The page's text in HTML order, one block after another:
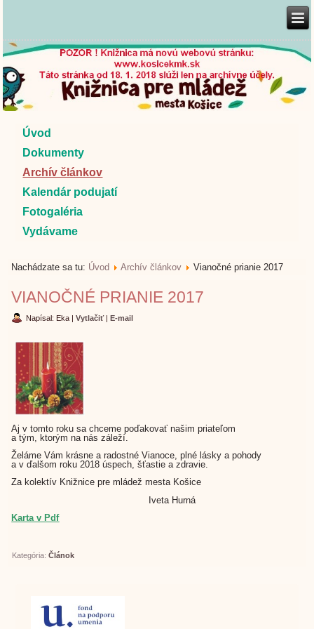
Úvod
Dokumenty
Archív článkov
Kalendár podujatí
Fotogaléria
Vydávame
Nachádzate sa tu: Úvod Archív článkov Vianočné prianie 2017
VIANOČNÉ PRIANIE 2017
Napísal: Eka |Vytlačiť |E-mail
Aj v tomto roku sa chceme poďakovať našim priateľom
a tým, ktorým na nás záleží.
Želáme Vám krásne a radostné Vianoce, plné lásky a pohody
a v ďalšom roku 2018 úspech, šťastie a zdravie.
Za kolektív Knižnice pre mládež mesta Košice
Iveta Hurná
Karta v Pdf
Kategória:Článok